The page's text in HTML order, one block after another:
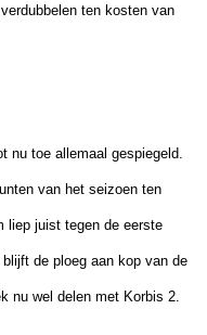
ten kosten van
nu toe allemaal gespiegeld.
van het seizoen ten
liep juist tegen de eerste
de ploeg aan kop van de
nu wel delen met Korbis 2.